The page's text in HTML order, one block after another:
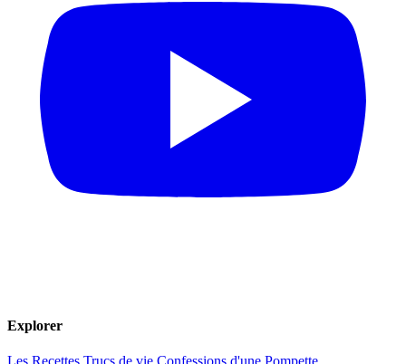
Explorer
Les Recettes Trucs de vie Confessions d'une Pompette